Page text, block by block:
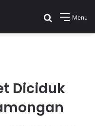
Menu
Search for
Diciduk